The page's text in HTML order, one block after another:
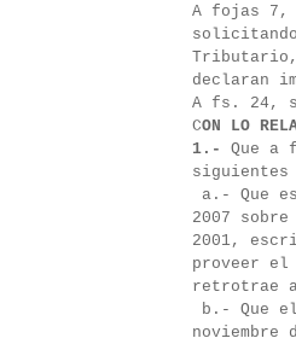
A fojas 7,
declaran
A fs. 24,
CON LO
1.- Que a
siguientes
a.- Que
2007
2001,
proveer
retrotrae
b.- Que